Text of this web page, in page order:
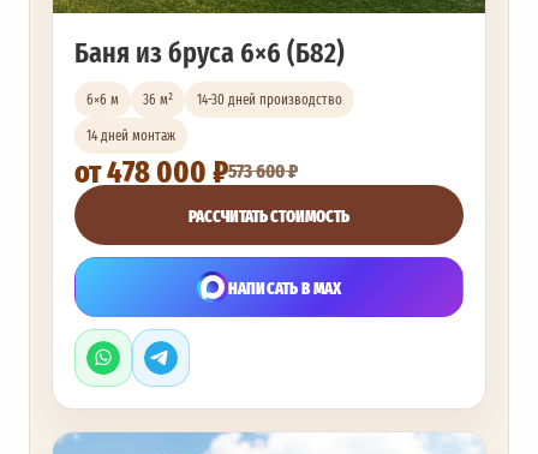
Баня из бруса 6×6 (Б82)
6×6 м 36 м²
14-30 дней производство
14 дней монтаж
от 478 000 ₽573 600 ₽
РАССЧИТАТЬ СТОИМОСТЬ
НАПИСАТЬ В MAX